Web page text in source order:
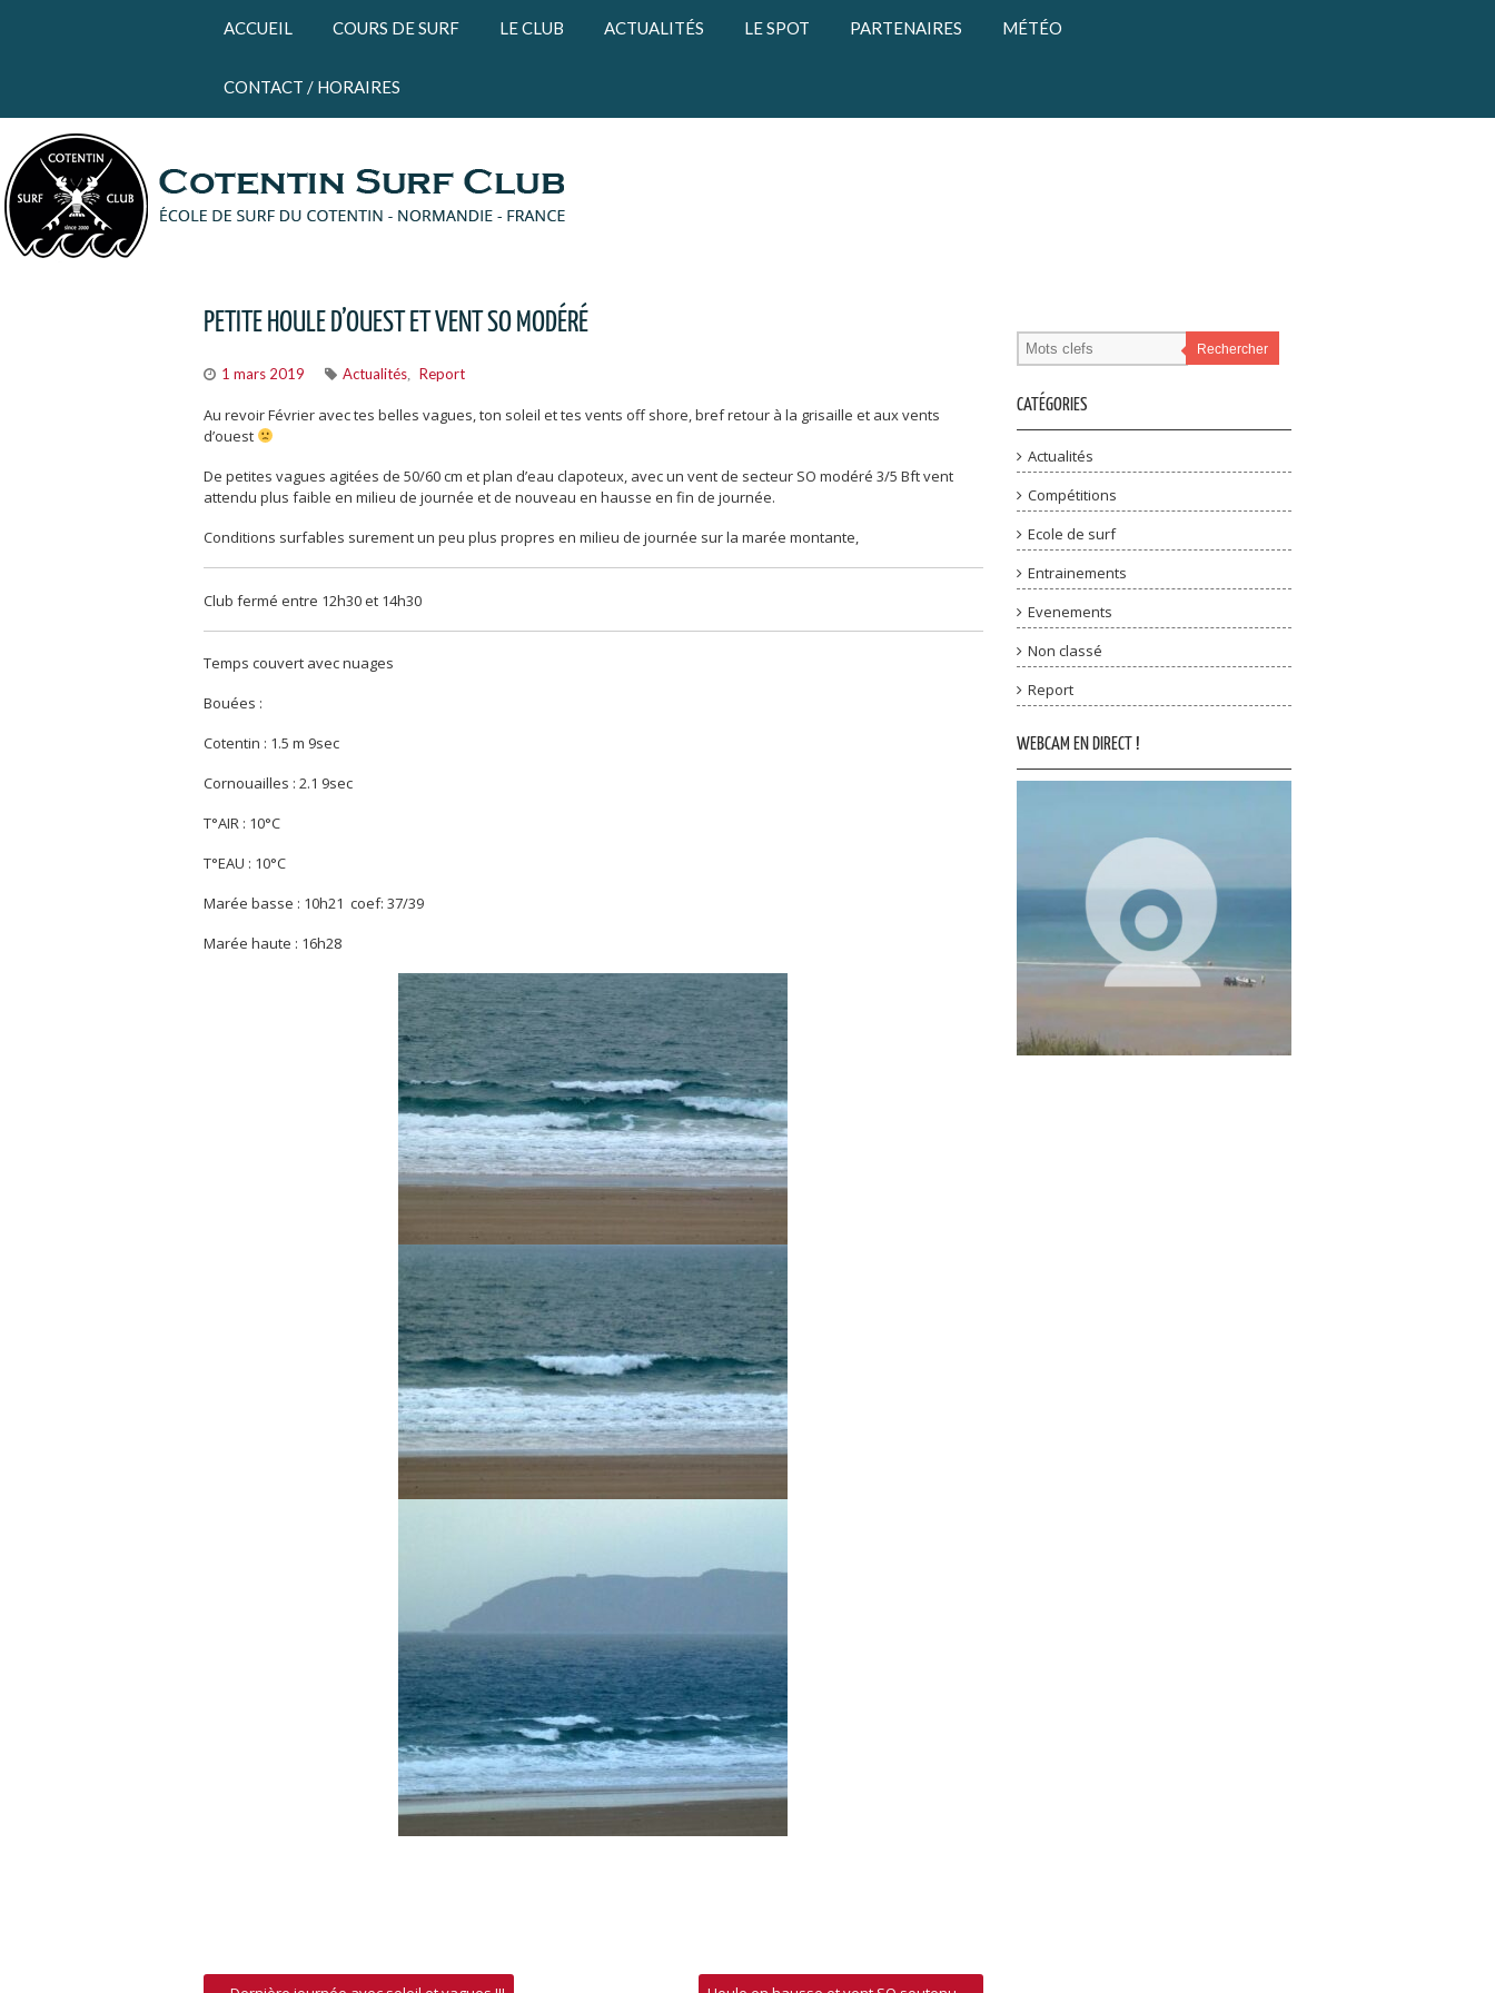
ACCUEIL COURS DE SURF LE CLUB ACTUALITÉS LE SPOT PARTENAIRES MÉTÉO
CONTACT / HORAIRES
PETITE HOULE D’OUEST ET VENT SO MODÉRÉ
1 mars 2019 Actualités Report
Au revoir Février avec tes belles vagues, ton soleil et tes vents off shore, bref retour à la grisaille et aux vents
d’ouest
De petites vagues agitées de 50/60 cm et plan d’eau clapoteux, avec un vent de secteur SO modéré 3/5 Bft vent
attendu plus faible en milieu de journée et de nouveau en hausse en fin de journée.
Conditions surfables surement un peu plus propres en milieu de journée sur la marée montante,
Club fermé entre 12h30 et 14h30
Temps couvert avec nuages
Bouées :
Cotentin : 1.5 m 9sec
Cornouailles : 2.1 9sec
T°AIR : 10°C
T°EAU : 10°C
Marée basse : 10h21 coef: 37/39
Marée haute : 16h28
Rechercher
CATÉGORIES
Actualités
Compétitions
Ecole de surf
Entrainements
Evenements
Non classé
Report
WEBCAM EN DIRECT !